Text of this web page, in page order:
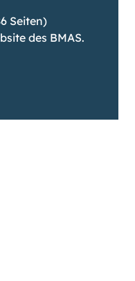
Seiten)
des BMAS.